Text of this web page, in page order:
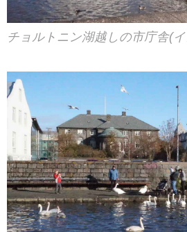
チョルトニン湖越しの市庁舎(